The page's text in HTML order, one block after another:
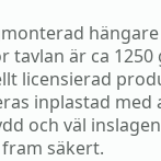
tavlan är ca 1250
licensierad
inplastad med
och väl
säkert.